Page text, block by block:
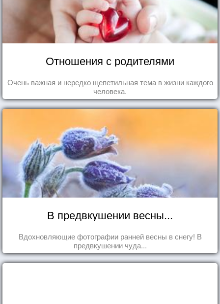
Отношения с родителями
Очень важная и нередко щепетильная тема в жизни каждого
человека.
В предвкушении весны...
Вдохновляющие фотографии ранней весны в снегу! В
предвкушении чуда...